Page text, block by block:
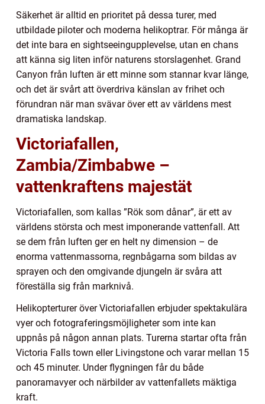
Säkerhet är alltid en prioritet på dessa turer, med
utbildade piloter och moderna helikoptrar. För många är
det inte bara en sightseeingupplevelse, utan en chans
att känna sig liten inför naturens storslagenhet. Grand
Canyon från luften är ett minne som stannar kvar länge,
och det är svårt att överdriva känslan av frihet och
förundran när man svävar över ett av världens mest
dramatiska landskap.
Victoriafallen,
Zambia/Zimbabwe –
vattenkraftens majestät
Victoriafallen, som kallas ”Rök som dånar”, är ett av
världens största och mest imponerande vattenfall. Att
se dem från luften ger en helt ny dimension – de
enorma vattenmassorna, regnbågarna som bildas av
sprayen och den omgivande djungeln är svåra att
föreställa sig från marknivå.
Helikopterturer över Victoriafallen erbjuder spektakulära
vyer och fotograferingsmöjligheter som inte kan
uppnås på någon annan plats. Turerna startar ofta från
Victoria Falls town eller Livingstone och varar mellan 15
och 45 minuter. Under flygningen får du både
panoramavyer och närbilder av vattenfallets mäktiga
kraft.